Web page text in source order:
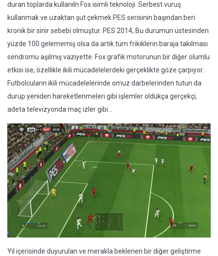
duran toplarda kullanıln Fox isimli teknoloji. Serbest vuruş
kullanmak ve uzaktan şut çekmek PES serisinin başından beri
kronik bir sinir sebebi olmuştur. PES 2014, Bu durumun üstesinden
yüzde 100 gelememiş olsa da artık tüm frikiklerin baraja takılması
sendromu aşılmış vaziyette. Fox grafik motorunun bir diğer olumlu
etkisi ise, özellikle ikili mücadelelerdeki gerçeklikte göze çarpıyor.
Futbolcuların ikili mücadelelerinde omuz darbelerinden tutun da
durup yeniden hareketlenmeleri gibi işlemler oldukça gerçekçi,
adeta televizyonda maç izler gibi...
Yıl içerisinde duyurulan ve merakla beklenen bir diğer geliştirme